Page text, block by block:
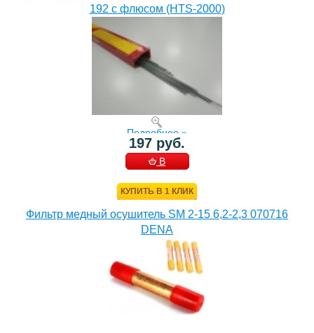
192 с флюсом (HTS-2000)
Подробнее »
197 руб.
В
КУПИТЬ В 1 КЛИК
Фильтр медный осушитель SM 2-15 6,2-2,3 070716
DENA